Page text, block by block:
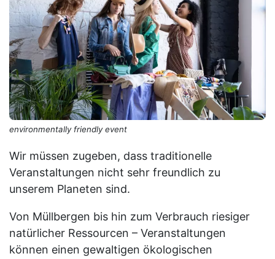
environmentally friendly event
Wir müssen zugeben, dass traditionelle
Veranstaltungen nicht sehr freundlich zu
unserem Planeten sind.
Von Müllbergen bis hin zum Verbrauch riesiger
natürlicher Ressourcen – Veranstaltungen
können einen gewaltigen ökologischen